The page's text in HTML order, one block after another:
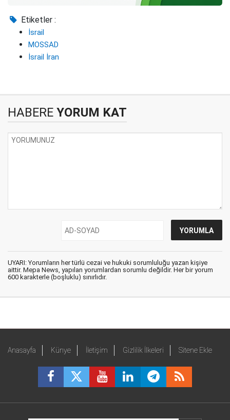
Etiketler :
İsrail
MOSSAD
İsrail İran
HABERE YORUM KAT
UYARI: Yorumların her türlü cezai ve hukuki sorumluluğu yazan kişiye
aittir. Mepa News, yapılan yorumlardan sorumlu değildir. Her bir yorum
600 karakterle (boşluklu) sınırlıdır.
Anasayfa Künye İletişim Gizlilik İlkeleri Sitene Ekle